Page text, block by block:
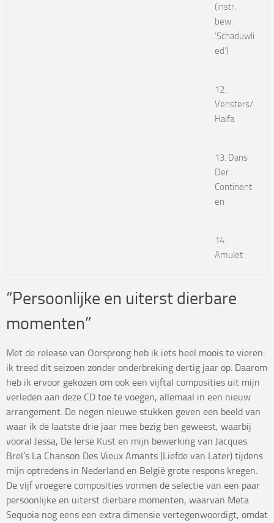
(instr.
bew.
‘Schaduwli
ed’)
12.
Vensters/
Haifa
13. Dans
Der
Continent
en
14.
Amulet
“Persoonlijke en uiterst dierbare
momenten”
Met de release van Oorsprong heb ik iets heel moois te vieren:
ik treed dit seizoen zonder onderbreking dertig jaar op. Daarom
heb ik ervoor gekozen om ook een vijftal composities uit mijn
verleden aan deze CD toe te voegen, allemaal in een nieuw
arrangement. De negen nieuwe stukken geven een beeld van
waar ik de laatste drie jaar mee bezig ben geweest, waarbij
vooral Jessa, De Ierse Kust en mijn bewerking van Jacques
Brel’s La Chanson Des Vieux Amants (Liefde van Later) tijdens
mijn optredens in Nederland en België grote respons kregen.
De vijf vroegere composities vormen de selectie van een paar
persoonlijke en uiterst dierbare momenten, waarvan Meta
Sequoia nog eens een extra dimensie vertegenwoordigt, omdat